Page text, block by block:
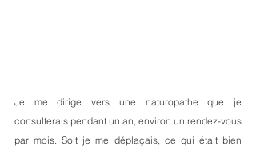
Je me dirige vers une naturopathe que je
consulterais pendant un an, environ un rendez-vous
par mois. Soit je me déplaçais, ce qui était bien